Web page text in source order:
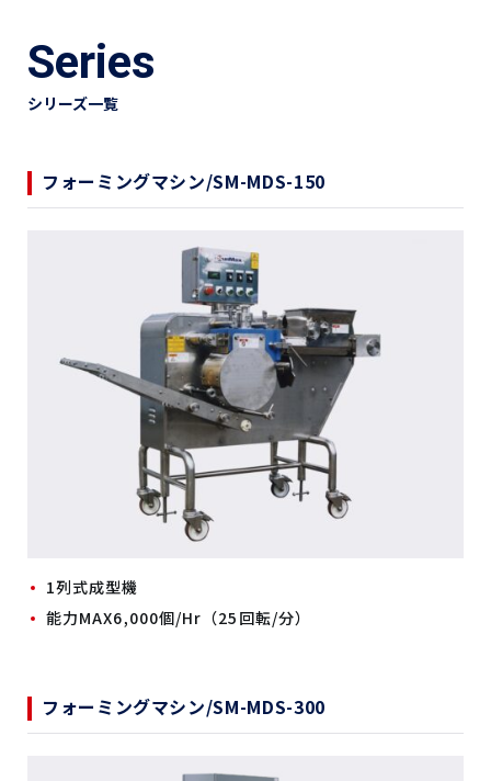
Series
シリーズ一覧
フォーミングマシン/SM-MDS-150
1列式成型機
能力MAX6,000個/Hr（25回転/分）
フォーミングマシン/SM-MDS-300